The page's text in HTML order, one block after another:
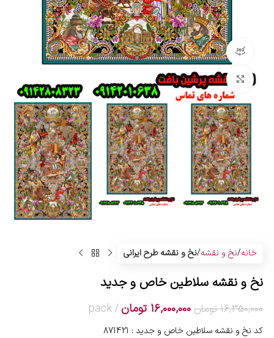
مشاهده 360 درجه
بزرگنمایی تصویر
خانه نخ و نقشه نخ و نقشه طرح ایرانی
نخ و نقشه سلاطین خاص و جدید
16,350,000 تومان 16,000,000 تومان pack
کد نخ و نقشه سلاطین خاص و جدید : 871421